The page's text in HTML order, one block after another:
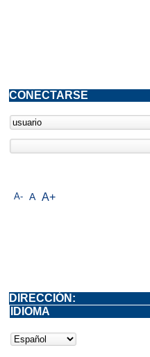
A- A A+
CONECTARSE
DIRECCIÓN:
IDIOMA